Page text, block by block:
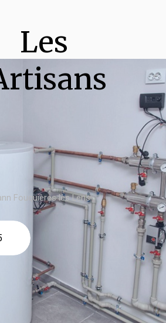
Les
Fouquières lès Lens